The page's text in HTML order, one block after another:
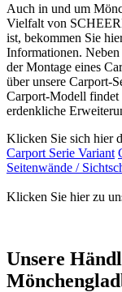
Auch in und um
Vielfalt von
ist, bekommen Sie
Informationen.
der Montage eines
über unsere Carport-
Carport-Modell findet
erdenkliche
Klicken Sie sich hier
Carport Serie Variant
Seitenwände /
Klicken Sie hier zu
Unsere